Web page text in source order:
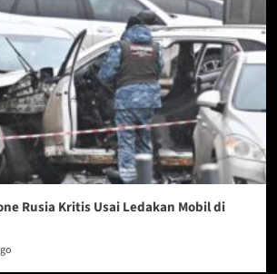
Rusia Kritis Usai Ledakan Mobil di